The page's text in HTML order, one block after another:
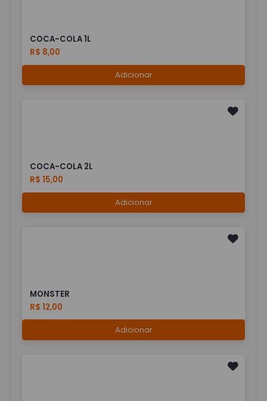
COCA-COLA 1L
R$ 8,00
Adicionar
COCA-COLA 2L
R$ 15,00
Adicionar
MONSTER
R$ 12,00
Adicionar